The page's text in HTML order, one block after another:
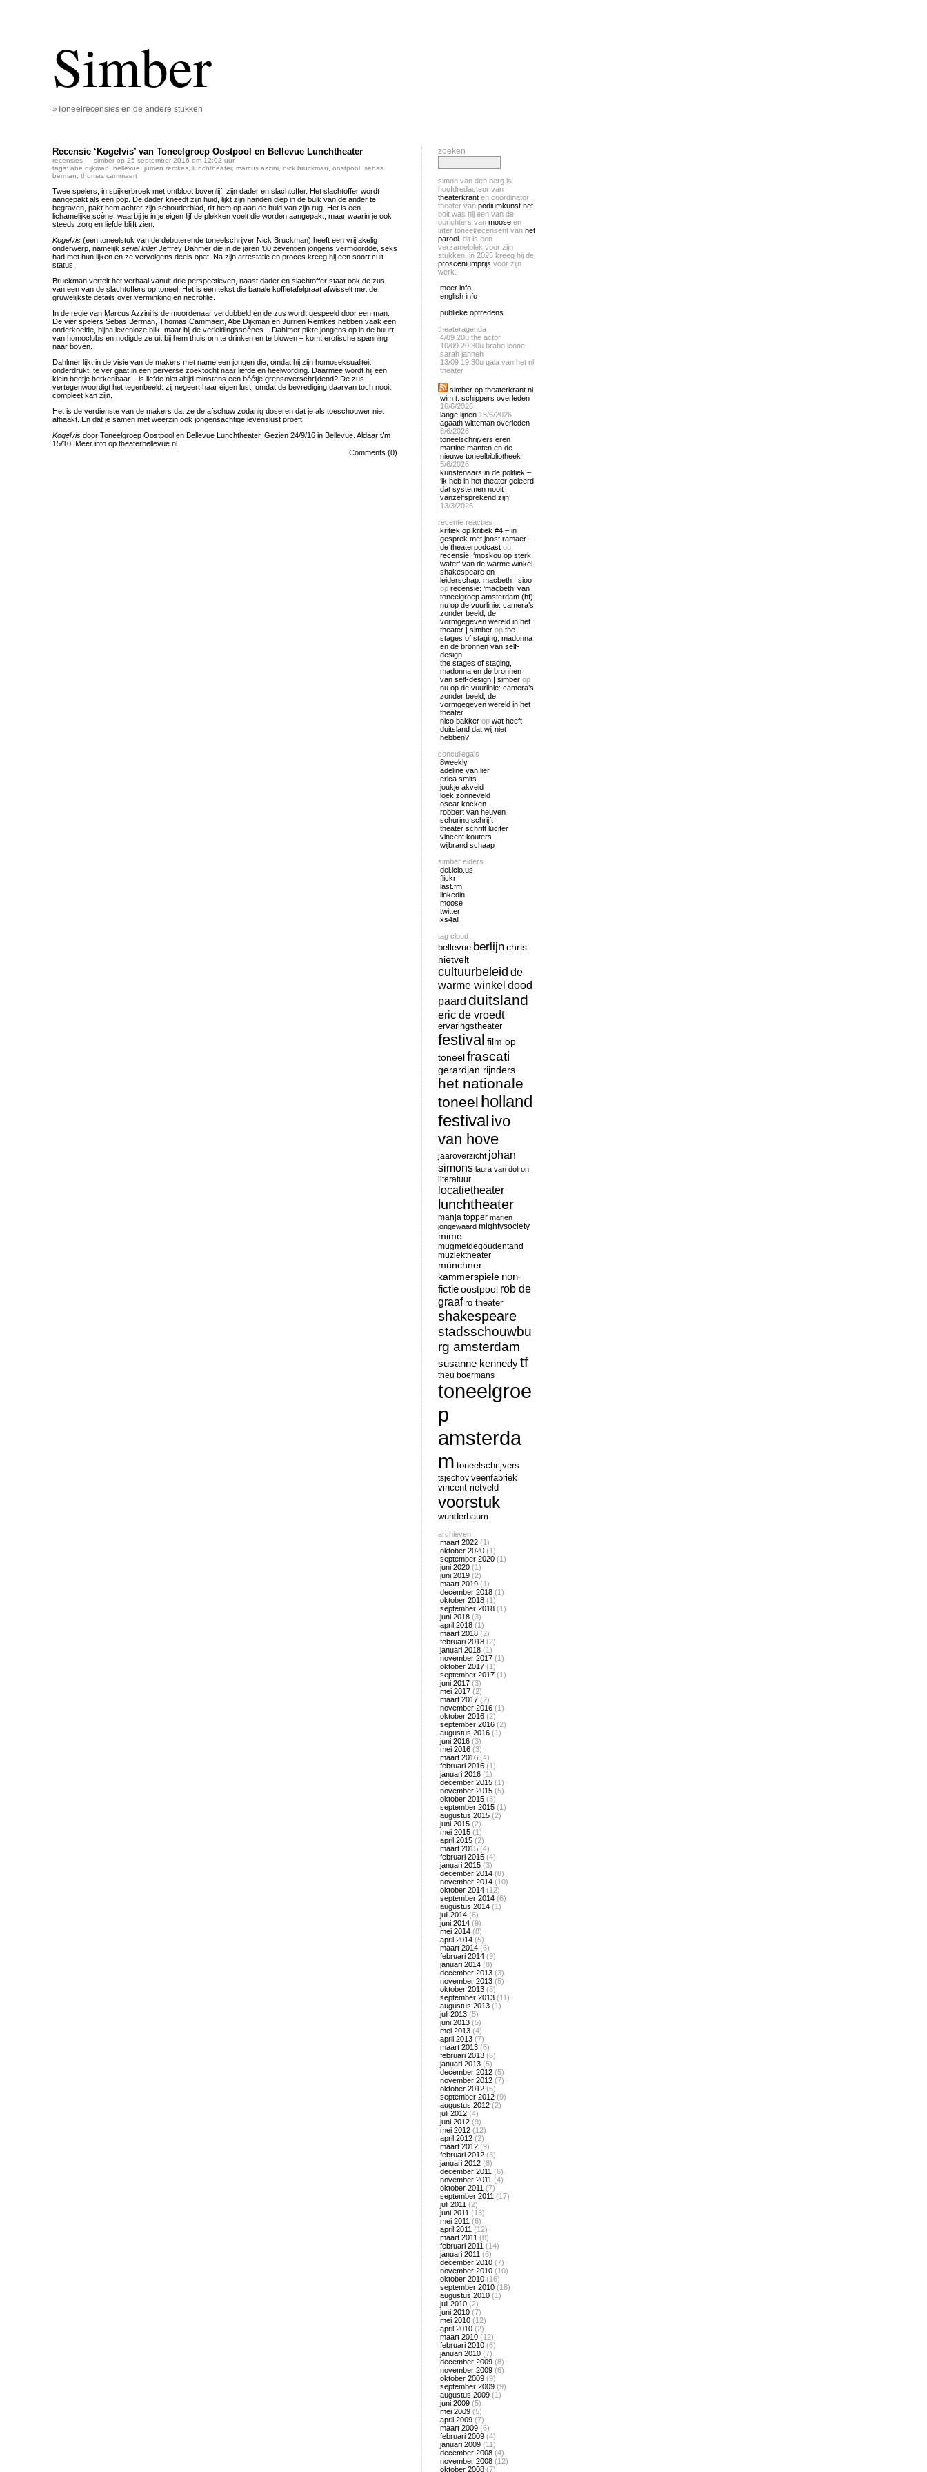
Simber
»Toneelrecensies en de andere stukken
Recensie ‘Kogelvis’ van Toneelgroep Oostpool en Bellevue Lunchtheater
recensies — simber op 25 september 2016 om 12:02 uur
tags: abe dijkman bellevue jurriën remkes lunchtheater, marcus azzini nick bruckman oostpool sebas
berman
thomas cammaert
Twee spelers, in spijkerbroek met ontbloot bovenlijf, zijn dader en slachtoffer. Het slachtoffer wordt
aangepakt als een pop. De dader kneedt zijn huid, lijkt zijn handen diep in de buik van de ander te
begraven, pakt hem achter zijn schouderblad, tilt hem op aan de huid van zijn rug. Het is een
lichamelijke scène, waarbij je in je eigen lijf de plekken voelt die worden aangepakt, maar waarin je ook
steeds zorg en liefde blijft zien.
Kogelvis (een toneelstuk van de debuterende toneelschrijver Nick Bruckman) heeft een vrij akelig
onderwerp, namelijk serial killer Jeffrey Dahmer die in de jaren ’80 zeventien jongens vermoordde, seks
had met hun lijken en ze vervolgens deels opat. Na zijn arrestatie en proces kreeg hij een soort cult-
status.
Bruckman vertelt het verhaal vanuit drie perspectieven, naast dader en slachtoffer staat ook de zus
van een van de slachtoffers op toneel. Het is een tekst die banale koffietafelpraat afwisselt met de
gruwelijkste details over verminking en necrofilie.
In de regie van Marcus Azzini is de moordenaar verdubbeld en de zus wordt gespeeld door een man.
De vier spelers Sebas Berman, Thomas Cammaert, Abe Dijkman en Jurriën Remkes hebben vaak een
onderkoelde, bijna levenloze blik, maar bij de verleidingsscènes – Dahlmer pikte jongens op in de buurt
van homoclubs en nodigde ze uit bij hem thuis om te drinken en te blowen – komt erotische spanning
naar boven.
Dahlmer lijkt in de visie van de makers met name een jongen die, omdat hij zijn homoseksualiteit
onderdrukt, te ver gaat in een perverse zoektocht naar liefde en heelwording. Daarmee wordt hij een
klein beetje herkenbaar – is liefde niet altijd minstens een béétje grensoverschrijdend? De zus
vertegenwoordigt het tegenbeeld: zij negeert haar eigen lust, omdat de bevrediging daarvan toch nooit
compleet kan zijn.
Het is de verdienste van de makers dat ze de afschuw zodanig doseren dat je als toeschouwer niet
afhaakt. En dat je samen met weerzin ook jongensachtige levenslust proeft.
Kogelvis door Toneelgroep Oostpool en Bellevue Lunchtheater. Gezien 24/9/16 in Bellevue. Aldaar t/m
15/10. Meer info op theaterbellevue.nl
Comments (0)
zoeken
simon van den berg is
hoofdredacteur van
theaterkrant en coördinator
theater van podiumkunst.net
ooit was hij een van de
oprichters van moose en
later toneelrecensent van het
parool . dit is een
verzamelplek voor zijn
stukken. in 2025 kreeg hij de
prosceniumprijs voor zijn
werk.
meer info
english info
publieke optredens
theateragenda
4/09 20u the actor
10/09 20:30u brabo leone,
sarah janneh
13/09 19:30u gala van het nl
theater
simber op theaterkrant.nl
wim t. schippers overleden
16/6/2026
lange lijnen 15/6/2026
agaath witteman overleden
6/6/2026
toneelschrijvers eren
martine manten en de
nieuwe toneelbibliotheek
5/6/2026
kunstenaars in de politiek –
‘ik heb in het theater geleerd
dat systemen nooit
vanzelfsprekend zijn’
13/3/2026
recente reacties
kritiek op kritiek #4 – in
gesprek met joost ramaer –
de theaterpodcast op
recensie: ‘moskou op sterk
water’ van de warme winkel
shakespeare en
leiderschap: macbeth | sioo
op recensie: ‘macbeth’ van
toneelgroep amsterdam (hf)
nu op de vuurlinie: camera’s
zonder beeld; de
vormgegeven wereld in het
theater | simber op the
stages of staging, madonna
en de bronnen van self-
design
the stages of staging,
madonna en de bronnen
van self-design | simber op
nu op de vuurlinie: camera’s
zonder beeld; de
vormgegeven wereld in het
theater
nico bakker op wat heeft
duitsland dat wij niet
hebben?
concullega's
8weekly
adeline van lier
erica smits
joukje akveld
loek zonneveld
oscar kocken
robbert van heuven
schuring schrijft
theater schrift lucifer
vincent kouters
wijbrand schaap
simber elders
del.icio.us
flickr
last.fm
linkedin
moose
twitter
xs4all
tag cloud
bellevue berlijnchris
nietvelt
cultuurbeleid de
warme winkel dood
paard duitsland
eric de vroedt
ervaringstheater
festival film op
toneelfrascati
gerardjan rijnders
het nationale
toneel holland
festival ivo
van hove
jaaroverzicht johan
simons laura van dolron
literatuur
locatietheater
lunchtheater
manja topper marien
jongewaard mightysociety
mime
mugmetdegoudentand
muziektheater
münchner
kammerspiele non-
fictieoostpool rob de
graaf ro theater
shakespeare
stadsschouwbu
rg amsterdam
susanne kennedytf
theu boermans
toneelgroe
p
amsterda
m toneelschrijvers
tsjechov veenfabriek
vincent rietveld
voorstuk
wunderbaum
archieven
maart 2022 (1)
oktober 2020 (1)
september 2020 (1)
juni 2020 (1)
juni 2019 (2)
maart 2019 (1)
december 2018 (1)
oktober 2018 (1)
september 2018 (1)
juni 2018 (3)
april 2018 (1)
maart 2018 (2)
februari 2018 (2)
januari 2018 (1)
november 2017 (1)
oktober 2017 (1)
september 2017 (1)
juni 2017 (3)
mei 2017 (2)
maart 2017 (2)
november 2016 (1)
oktober 2016 (2)
september 2016 (2)
augustus 2016 (1)
juni 2016 (3)
mei 2016 (3)
maart 2016 (4)
februari 2016 (1)
januari 2016 (1)
december 2015 (1)
november 2015 (5)
oktober 2015 (3)
september 2015 (1)
augustus 2015 (2)
juni 2015 (2)
mei 2015 (1)
april 2015 (2)
maart 2015 (4)
februari 2015 (4)
januari 2015 (3)
december 2014 (8)
november 2014 (10)
oktober 2014 (12)
september 2014 (6)
augustus 2014 (1)
juli 2014 (6)
juni 2014 (9)
mei 2014 (8)
april 2014 (5)
maart 2014 (6)
februari 2014 (9)
januari 2014 (8)
december 2013 (3)
november 2013 (5)
oktober 2013 (8)
september 2013 (11)
augustus 2013 (1)
juli 2013 (5)
juni 2013 (5)
mei 2013 (4)
april 2013 (7)
maart 2013 (6)
februari 2013 (6)
januari 2013 (5)
december 2012 (5)
november 2012 (7)
oktober 2012 (5)
september 2012 (9)
augustus 2012 (2)
juli 2012 (4)
juni 2012 (9)
mei 2012 (12)
april 2012 (2)
maart 2012 (9)
februari 2012 (3)
januari 2012 (8)
december 2011 (6)
november 2011 (4)
oktober 2011 (7)
september 2011 (17)
juli 2011 (2)
juni 2011 (13)
mei 2011 (6)
april 2011 (12)
maart 2011 (8)
februari 2011 (14)
januari 2011 (6)
december 2010 (7)
november 2010 (10)
oktober 2010 (16)
september 2010 (18)
augustus 2010 (1)
juli 2010 (2)
juni 2010 (7)
mei 2010 (12)
april 2010 (2)
maart 2010 (12)
februari 2010 (6)
januari 2010 (7)
december 2009 (8)
november 2009 (6)
oktober 2009 (9)
september 2009 (9)
augustus 2009 (1)
juni 2009 (5)
mei 2009 (5)
april 2009 (7)
maart 2009 (6)
februari 2009 (4)
januari 2009 (11)
december 2008 (4)
november 2008 (12)
oktober 2008 (7)